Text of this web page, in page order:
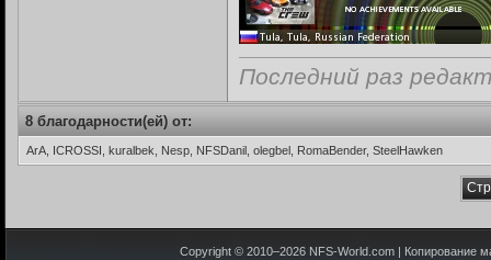
Последний раз
8 благодарности(ей) от:
ArA, ICROSSI, kuralbek, Nesp, NFSDanil, olegbel, RomaBender, SteelHawken
Copyright © 2010–2026 NFS-World.com | Копирование